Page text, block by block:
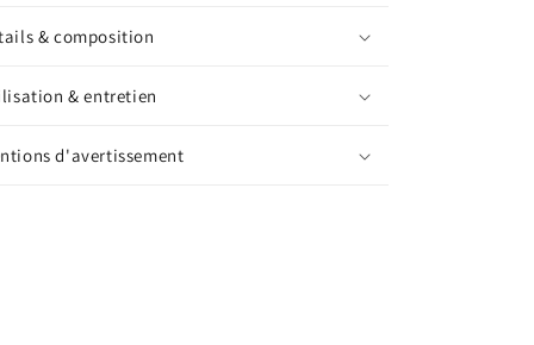
|
|
& composition
& entretien
d'avertissement